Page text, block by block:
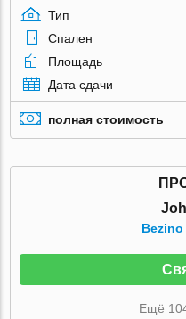
Тип
Спален
Площадь
Дата сдачи
полная стоимость
Ещё